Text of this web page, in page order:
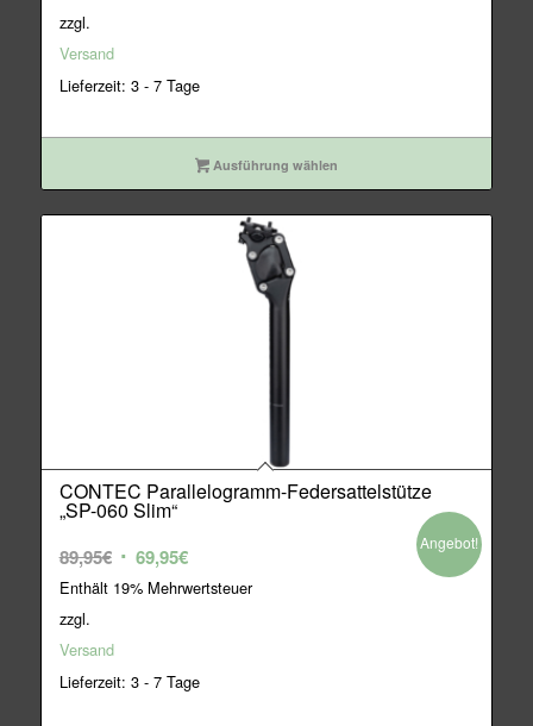
zzgl.
Versand
Lieferzeit: 3 - 7 Tage
Ausführung wählen
CONTEC Parallelogramm-Federsattelstütze
„SP-060 Slim“
89,95€ Ursprünglicher
Preis
69,95€Aktueller
Preis
Enthält 19% Mehrwertsteuer
zzgl.
Versand
Lieferzeit: 3 - 7 Tage
Angebot!